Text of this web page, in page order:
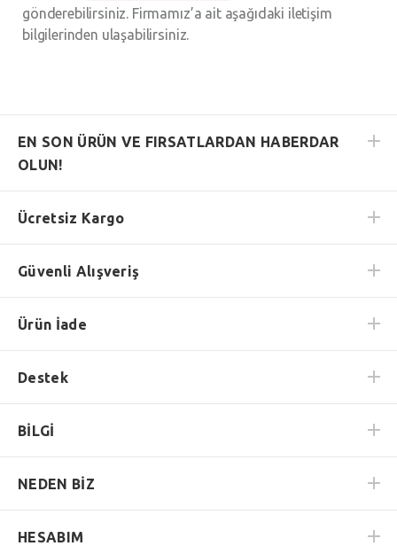
gönderebilirsiniz. Firmamız’a ait aşağıdaki iletişim
bilgilerinden ulaşabilirsiniz.
EN SON ÜRÜN VE FIRSATLARDAN HABERDAR
OLUN!
Ücretsiz Kargo
Güvenli Alışveriş
Ürün İade
Destek
BİLGİ
NEDEN BİZ
HESABIM